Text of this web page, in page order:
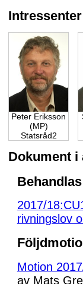
Intressenter
Peter Eriksson
(MP)
Statsråd2
Dokument i
2017/
rivningslov
Motion
av Mats